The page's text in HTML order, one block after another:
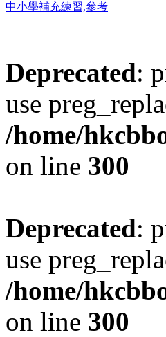
中小學補充練習,參考
Deprecated:
use
/home/
on line 300
Deprecated:
use
/home/
on line 300